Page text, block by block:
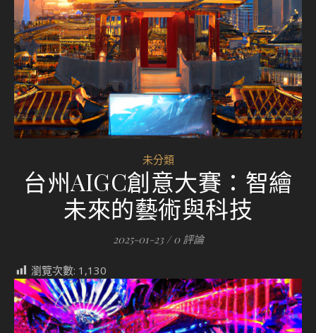
未分類
台州AIGC創意大賽：智繪
未來的藝術與科技
2025-01-23 / 0 評論
瀏覽次數: 1,130